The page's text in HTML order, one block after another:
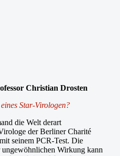
Christian Drosten
Star-Virologen?
die Welt derart
der Berliner Charité
seinem PCR-Test. Die
Wirkung kann